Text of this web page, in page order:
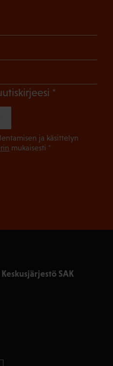
SAK
(Pakollinen)
ja käsittelyn
mukaisesti *